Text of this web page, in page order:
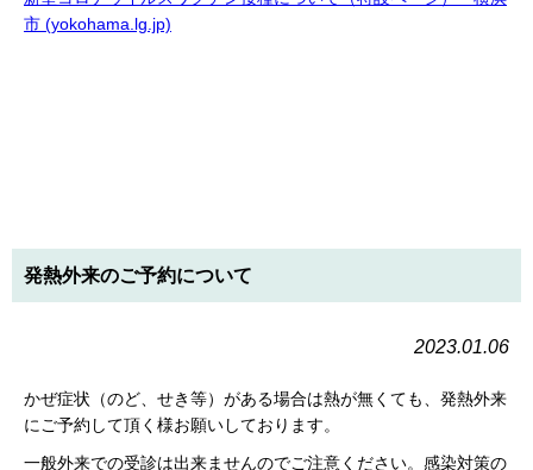
市 (yokohama.lg.jp)
発熱外来のご予約について
2023.01.06
かぜ症状（のど、せき等）がある場合は熱が無くても、発熱外来
にご予約して頂く様お願いしております。
一般外来での受診は出来ませんのでご注意ください。感染対策の